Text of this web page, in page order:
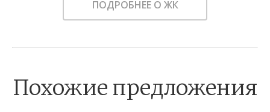
ПОДРОБНЕЕ О ЖК
Похожие предложения